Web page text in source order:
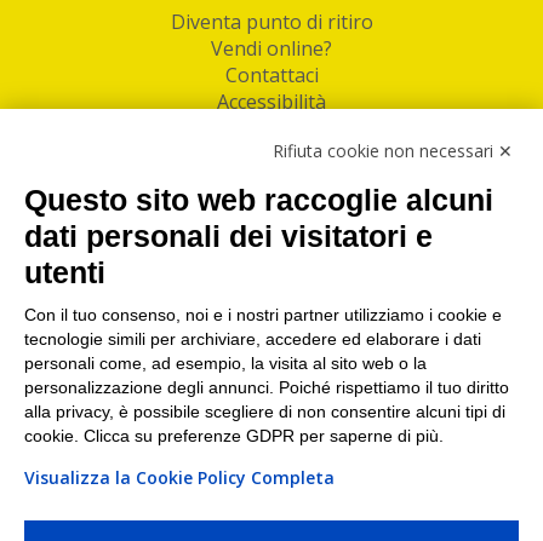
Diventa punto di ritiro
Vendi online?
Contattaci
Accessibilità
Facebook
Linkedin
I nostri punti di ritiro e spedizione pacchi nelle
maggiori città italiane
Torino|Milano|Roma|Bologna|Firenze| Genova
Napoli|Varese
PI/CF/N°Iscr.: 10821360012 | REA: RM 1494760 | Cap.Soc.: 50.000€ |
Rifiuta cookie non necessari ✕
Questo sito web raccoglie alcuni
dati personali dei visitatori e
utenti
Con il tuo consenso, noi e i nostri partner utilizziamo i cookie e
tecnologie simili per archiviare, accedere ed elaborare i dati
personali come, ad esempio, la visita al sito web o la
personalizzazione degli annunci. Poiché rispettiamo il tuo diritto
alla privacy, è possibile scegliere di non consentire alcuni tipi di
cookie. Clicca su preferenze GDPR per saperne di più.
Visualizza la Cookie Policy Completa